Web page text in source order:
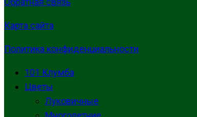
Карта сайта
Политика конфиденциальности
101 Клумба
Цветы
Луковичные